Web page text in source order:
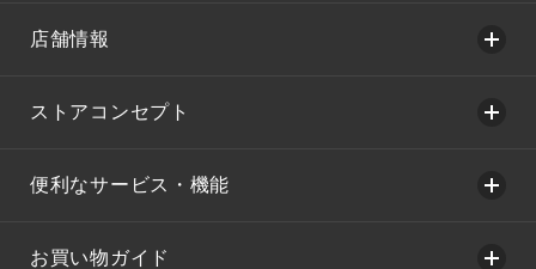
店舗情報
ストアコンセプト
便利なサービス・機能
お買い物ガイド